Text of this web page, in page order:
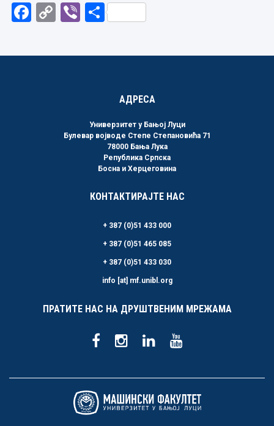
Facebook
CopyViberShare
АДРЕСА
Универзитет у Бањој Луци
Булевар војводе Степе Степановића 71
78000 Бања Лука
Република Српска
Босна и Херцеговина
КОНТАКТИРАЈТЕ НАС
+ 387 (0)51 433 000
+ 387 (0)51 465 085
+ 387 (0)51 433 030
info [at] mf.unibl.org
ПРАТИТЕ НАС НА ДРУШТВЕНИМ МРЕЖАМА